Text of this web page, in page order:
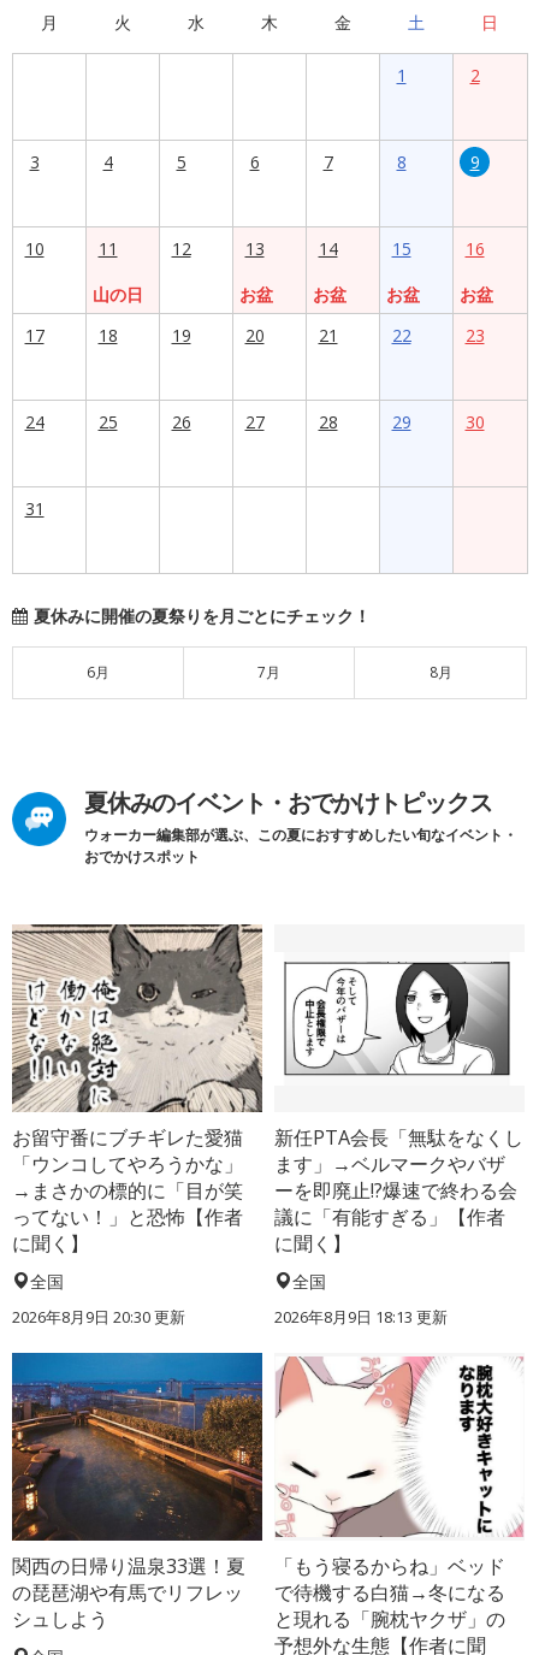
月 火 水 木 金 土 日
1 2
3 4 5 6 7 8 9
10
11
山の日
12
13
お盆
14
お盆
15
お盆
16
お盆
17
18 19 20 21 22 23
24 25 26 27 28 29 30
31
夏休みに開催の夏祭りを月ごとにチェック！
6月 7月 8月
夏休みのイベント・おでかけトピックス
ウォーカー編集部が選ぶ、この夏におすすめしたい旬なイベント・
おでかけスポット
お留守番にブチギレた愛猫
「ウンコしてやろうかな」
→まさかの標的に「目が笑
ってない！」と恐怖【作者
に聞く】
全国
2026年8月9日 20:30更新
新任PTA会長「無駄をなくし
ます」→ベルマークやバザ
ーを即廃止!?爆速で終わる会
議に「有能すぎる」【作者
に聞く】
全国
2026年8月9日 18:13 更新
関西の日帰り温泉33選！夏
の琵琶湖や有馬でリフレッ
シュしよう
「もう寝るからね」ベッド
で待機する白猫→冬になる
と現れる「腕枕ヤクザ」の
予想外な生態【作者に聞